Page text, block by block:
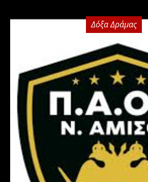
Δόξα Δράμας